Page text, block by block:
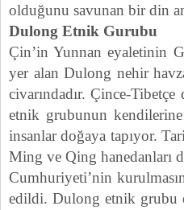
olduğunu savunan bir din
Dulong Etnik Gurubu
Çin’in Yunnan eyaletinin
yer alan Dulong nehir
civarındadır. Çince-
etnik grubunun
insanlar doğaya tapıyor.
Ming ve Qing hanedanları
Cumhuriyeti’nin
edildi. Dulong etnik grubu